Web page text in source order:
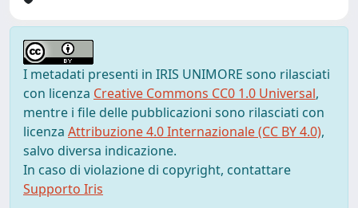
I metadati presenti in IRIS UNIMORE sono rilasciati
con licenza Creative Commons CC0 1.0 Universal,
mentre i file delle pubblicazioni sono rilasciati con
licenza Attribuzione 4.0 Internazionale (CC BY 4.0),
salvo diversa indicazione.
In caso di violazione di copyright, contattare
Supporto Iris